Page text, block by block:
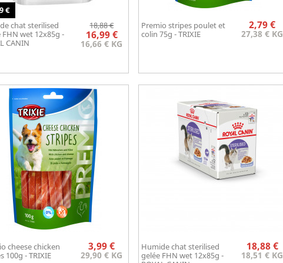
chat sterilised
FHN wet 12x85g -
CANIN
Prix
€
Prix
de
base
18,88 €
16,99 €
16,66 € KG
Aperçu rapide
Premio stripes poulet et
colin 75g - TRIXIE
Prix
2,79 €
27,38 € KG
Aperçu rapide
cheese chicken
100g - TRIXIE
Prix
3,99 €
29,90 € KG
Aperçu rapide
Humide chat sterilised
gelée FHN wet 12x85g -
Prix
18,88 €
18,51 € KG
Aperçu rapide